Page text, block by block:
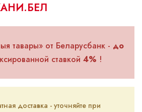
тавары» от Беларусбанк - до
ставкой 4% !
доставка - уточняйте при